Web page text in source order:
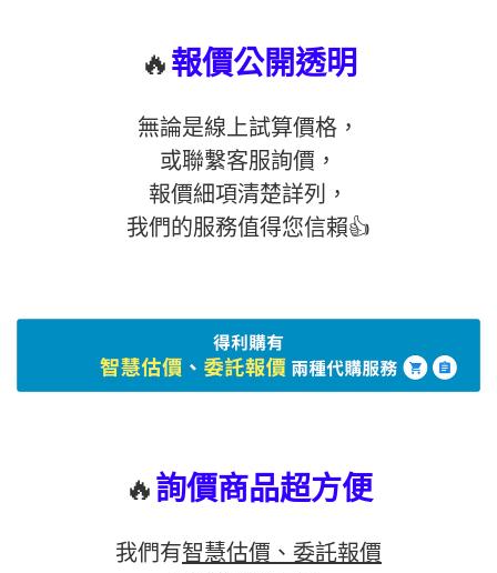
🔥報價公開透明
無論是線上試算價格，
或聯繫客服詢價，
報價細項清楚詳列，
我們的服務值得您信賴👍
🔥詢價商品超方便
我們有智慧估價、委託報價